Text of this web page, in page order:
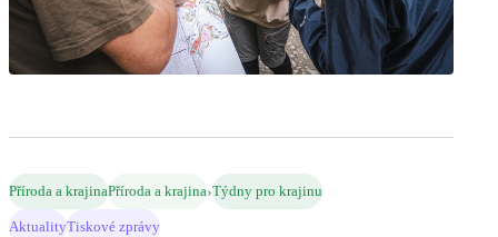
Příroda a krajinaPříroda a krajina›Týdny pro krajinu
AktualityTiskové zprávy